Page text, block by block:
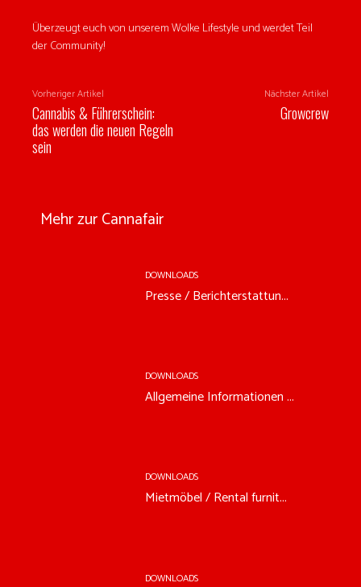
Überzeugt euch von unserem Wolke Lifestyle und werdet Teil
der Community!
Vorheriger Artikel
Cannabis & Führerschein:
das werden die neuen Regeln
sein
Nächster Artikel
Growcrew
Mehr zur Cannafair
DOWNLOADS
Presse / Berichterstattun...
DOWNLOADS
Allgemeine Informationen ...
DOWNLOADS
Mietmöbel / Rental furnit...
DOWNLOADS